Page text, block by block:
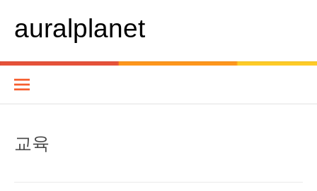
바
기
auralplanet
교육